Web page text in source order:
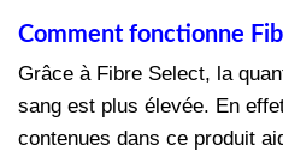
Comment fonctionne
Grâce à Fibre Select, la
sang est plus élevée. En
contenues dans ce produit